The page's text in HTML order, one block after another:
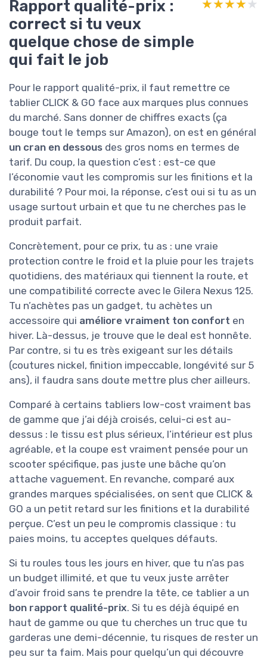
Rapport qualité-prix :
correct si tu veux
quelque chose de simple
qui fait le job
★★★★★
★★★★★
Pour le rapport qualité-prix, il faut remettre ce
tablier CLICK & GO face aux marques plus connues
du marché. Sans donner de chiffres exacts (ça
bouge tout le temps sur Amazon), on est en général
un cran en dessous des gros noms en termes de
tarif. Du coup, la question c’est : est-ce que
l’économie vaut les compromis sur les finitions et la
durabilité ? Pour moi, la réponse, c’est oui si tu as un
usage surtout urbain et que tu ne cherches pas le
produit parfait.
Concrètement, pour ce prix, tu as : une vraie
protection contre le froid et la pluie pour les trajets
quotidiens, des matériaux qui tiennent la route, et
une compatibilité correcte avec le Gilera Nexus 125.
Tu n’achètes pas un gadget, tu achètes un
accessoire qui améliore vraiment ton confort en
hiver. Là-dessus, je trouve que le deal est honnête.
Par contre, si tu es très exigeant sur les détails
(coutures nickel, finition impeccable, longévité sur 5
ans), il faudra sans doute mettre plus cher ailleurs.
Comparé à certains tabliers low-cost vraiment bas
de gamme que j’ai déjà croisés, celui-ci est au-
dessus : le tissu est plus sérieux, l’intérieur est plus
agréable, et la coupe est vraiment pensée pour un
scooter spécifique, pas juste une bâche qu’on
attache vaguement. En revanche, comparé aux
grandes marques spécialisées, on sent que CLICK &
GO a un petit retard sur les finitions et la durabilité
perçue. C’est un peu le compromis classique : tu
paies moins, tu acceptes quelques défauts.
Si tu roules tous les jours en hiver, que tu n’as pas
un budget illimité, et que tu veux juste arrêter
d’avoir froid sans te prendre la tête, ce tablier a un
bon rapport qualité-prix. Si tu es déjà équipé en
haut de gamme ou que tu cherches un truc que tu
garderas une demi-décennie, tu risques de rester un
peu sur ta faim. Mais pour quelqu’un qui découvre